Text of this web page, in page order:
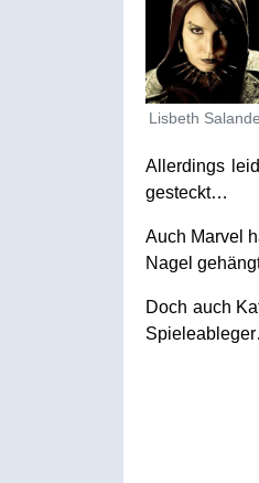
Lisbeth
Allerdings
gesteckt…
Auch Marvel
Nagel
Doch auch